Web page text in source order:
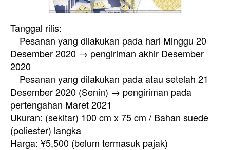
Tanggal rilis:
Pesanan yang dilakukan pada hari Minggu 20
Desember 2020 → pengiriman akhir Desember
2020
Pesanan yang dilakukan pada atau setelah 21
Desember 2020 (Senin) → pengiriman pada
pertengahan Maret 2021
Ukuran: (sekitar) 100 cm x 75 cm / Bahan suede
(poliester) langka
Harga: ¥5,500 (belum termasuk pajak)